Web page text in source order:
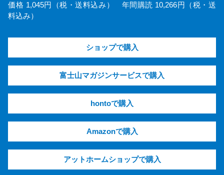
価格 1,045円（税・送料込み） 年間購読 10,266円（税・送
料込み）
ショップで購入
富士山マガジンサービスで購入
hontoで購入
Amazonで購入
アットホームショップで購入